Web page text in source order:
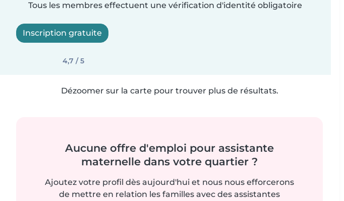
Tous les membres effectuent une vérification d'identité obligatoire
Inscription gratuite
4,7 / 5
Dézoomer sur la carte pour trouver plus de résultats.
Aucune offre d'emploi pour assistante
maternelle dans votre quartier ?
Ajoutez votre profil dès aujourd'hui et nous nous efforcerons
de mettre en relation les familles avec des assistantes